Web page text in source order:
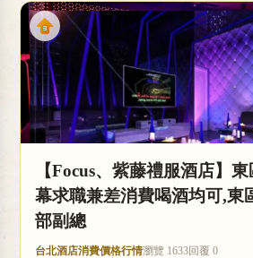
【Focus、紫藤禮服酒店】
幕求職兼差消費喝酒均可,東
部副總
台北酒店消費價格行情瀏覽 1633回覆 0